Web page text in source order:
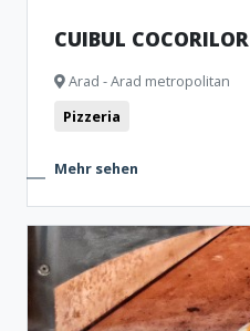
CUIBUL COCORILOR
Arad - Arad metropolitan
Pizzeria
Mehr sehen